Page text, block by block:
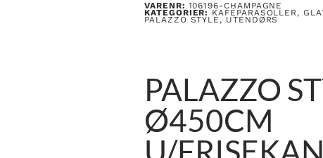
VARENR: 106196-CHAMPAGNE
KATEGORIER: KAFÉPARASOLLER,
PALAZZO STYLE, UTENDØRS
PALAZZO
Ø450CM